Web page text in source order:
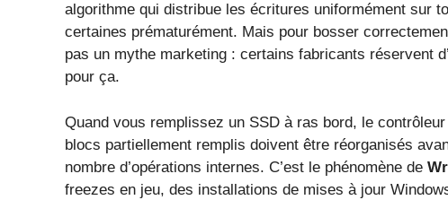
algorithme qui distribue les écritures uniformément sur
certaines prématurément. Mais pour bosser
pas un mythe marketing : certains fabricants réservent
pour ça.
Quand vous remplissez un SSD à ras bord, le
blocs partiellement remplis doivent être réorganisés
nombre d’opérations internes. C’est le phénomène de
freezes en jeu, des installations de mises à jour